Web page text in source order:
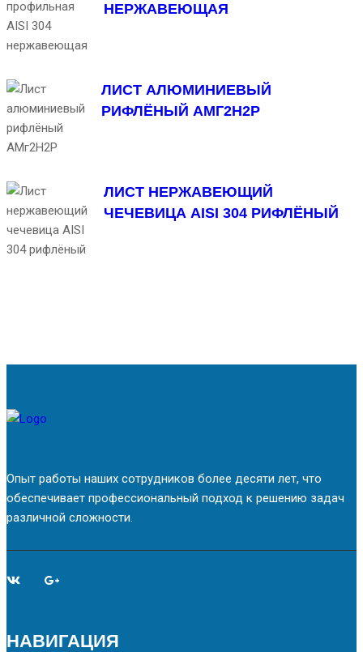
НЕРЖАВЕЮЩАЯ
ЛИСТ АЛЮМИНИЕВЫЙ
РИФЛЁНЫЙ АМГ2Н2Р
ЛИСТ НЕРЖАВЕЮЩИЙ
ЧЕЧЕВИЦА AISI 304 РИФЛЁНЫЙ
Опыт работы наших сотрудников более десяти лет, что
обеспечивает профессиональный подход к решению задач
различной сложности.
НАВИГАЦИЯ